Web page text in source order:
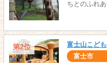
ちとのふれあ
第2位 富士山こど
富士市